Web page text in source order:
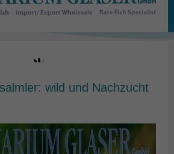
wild und Nachzucht